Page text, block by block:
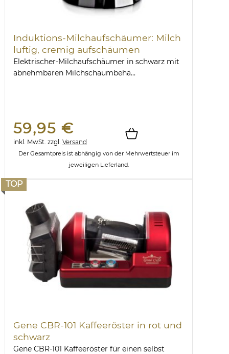
Induktions-Milchaufschäumer: Milch
luftig, cremig aufschäumen
Elektrischer-Milchaufschäumer in schwarz mit
abnehmbaren Milchschaumbehä...
59,95 €
inkl. MwSt. zzgl. Versand
Der Gesamtpreis ist abhängig von der Mehrwertsteuer im
jeweiligen Lieferland.
TOP
Gene CBR-101 Kaffeeröster in rot und
schwarz
Gene CBR-101 Kaffeeröster für einen selbst